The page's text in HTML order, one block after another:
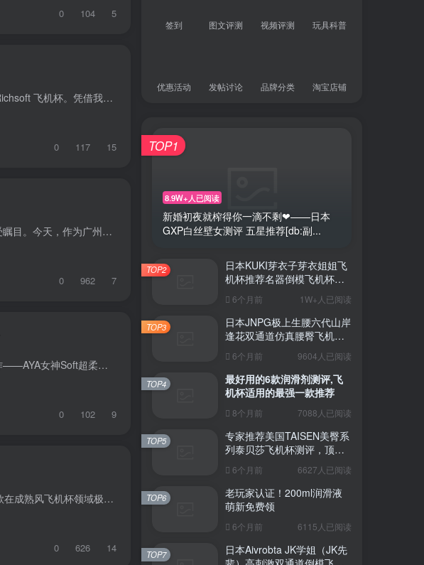
0 104 5
今天，广州器具大师来给大家测评一款国产大魔王品牌旗下的静 2代 Richsoft 飞机杯。凭借我16年的行业经验，从材质、设计、使用体验等多方面入手，为大家带来详尽的测评内容，希望能为各位提供有...
0 117 15
在日本飞机杯市场，大魔王品牌一直以其卓越的品质和创新的设计备受瞩目。今天，作为广州器具大师飞机杯之家的当家人，我将为大家带来大魔王AYA女神Rich Soft飞机杯的深度测评。这款产品以其超柔...
0 962 7
今天，广州器具大师要给大家带来一款来自国产大魔王品牌的经典之作——AYA女神Soft超柔软便携式飞机杯。这款飞机杯以其独特的设计、柔软的材质以及便携的特性，深受众多用户的喜爱。器具大师将...
0 102 9
作为在情趣用品行业摸爬滚打16年的器具大师，今天要给大家测评一款在成熟风飞机杯领域极具代表性的产品——国产大魔王旗下的姐枫飞机杯。这款产品以“熟女的温柔掌控”为核心定位，凭借细腻的材...
0 626 14
签到 图文评测 视频评测 玩具科普
优惠活动 发帖讨论 品牌分类 淘宝店铺
8.9W+人已阅读
新婚初夜就榨得你一滴不剩❤——日本
GXP白丝壁女测评 五星推荐[db:副...
TOP1
日本KUKI芽衣子芽衣姐姐飞
机杯推荐名器倒模飞机杯测
6个月前 1W+人已阅读
TOP2
日本JNPG极上生腰六代山岸
逢花双通道仿真腰臀飞机杯
（半身款）测评适合追求极
致真实感的资深玩家
6个月前 9604人已阅读
TOP3
最好用的6款润滑剂测评,飞
机杯适用的最强一款推荐
8个月前 7088人已阅读
TOP4
专家推荐美国TAISEN美臀系
列泰贝莎飞机杯测评，顶级
6个月前 6627人已阅读
TOP5
老玩家认证！200ml润滑液
萌新免费领
6个月前 6115人已阅读
TOP6
日本Aivrobta JK学姐（JK先
TOP7